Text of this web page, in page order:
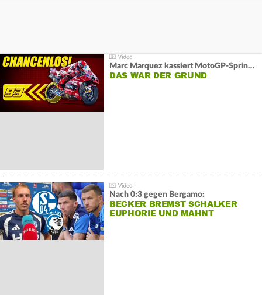
Marc Marquez kassiert MotoGP-Sprint-Schlappe:
DAS WAR DER GRUND
Nach 0:3 gegen Bergamo:
BECKER BREMST SCHALKER
EUPHORIE UND MAHNT